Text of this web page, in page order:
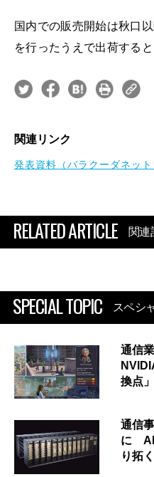
国内での販売開始は秋口
を行ったうえで出荷すると
関連リンク
発表資料（バラクーダネット
RELATED ARTICLE 関連
SPECIAL TOPIC スペシ
通信
換点」
通信
に AI
り拓く